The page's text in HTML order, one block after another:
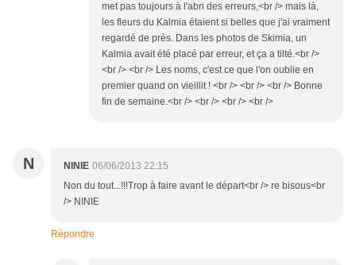
met pas toujours à l'abri des erreurs,<br /> mais là,
les fleurs du Kalmia étaient si belles que j'ai vraiment
regardé de près. Dans les photos de Skimia, un
Kalmia avait été placé par erreur, et ça a tilté.<br />
<br /> <br /> Les noms, c'est ce que l'on oublie en
premier quand on vieillit ! <br /> <br /> <br /> Bonne
fin de semaine.<br /> <br /> <br /> <br />
N NINIE 06/06/2013 22:15
Non du tout...!!!Trop à faire avant le départ<br /> re bisous<br
/> NINIE
Répondre